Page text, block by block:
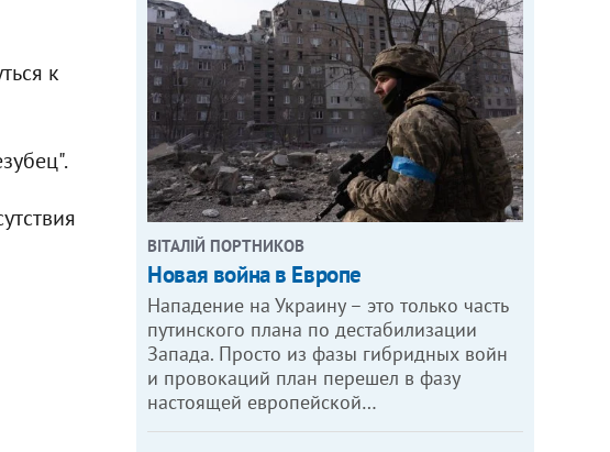
к
ВІТАЛІЙ ПОРТНИКОВ
Новая война в Европе
Нападение на Украину – это только часть
путинского плана по дестабилизации
Запада. Просто из фазы гибридных войн
и провокаций план перешел в фазу
настоящей европейской…